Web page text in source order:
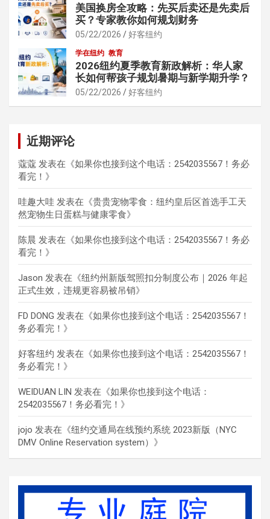
美国换房全攻略：先买后卖还是先卖后
买？专家教你如何规划财务
05/22/2026 好客纽约
学在纽约 教育
2026纽约夏季教育新政解析：华人家
长如何帮孩子规划暑期与新学期升学？
05/22/2026 好客纽约
近期评论
蔻蔻 发表在《如果你也接到这个电话：2542035567！务必
看完！ 》
哇趣大哇 发表在《贵贵宠物零食：纽约皇后区首选手工天
然宠物生日蛋糕与健康零食》
陈晨 发表在《如果你也接到这个电话：2542035567！务必
看完！ 》
Jason 发表在《纽约州新版驾照扣分制度公布｜2026 年起
正式生效，违规更容易被吊销》
FD DONG 发表在《如果你也接到这个电话：2542035567！
务必看完！ 》
好客纽约 发表在《如果你也接到这个电话：2542035567！
务必看完！ 》
WEIDUAN LIN 发表在《如果你也接到这个电话：
2542035567！务必看完！ 》
jojo 发表在《纽约交通局在线预约系统 2023新版（NYC
DMV Online Reservation system） 》